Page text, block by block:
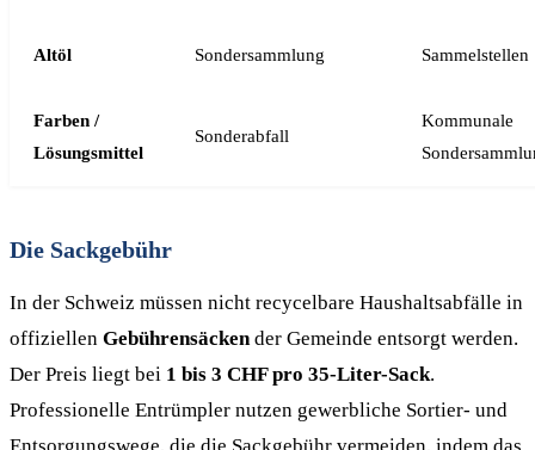
Altöl Sondersammlung Sammelstellen
Farben /
Lösungsmittel
Sonderabfall
Kommunale
Die Sackgebühr
In der Schweiz müssen nicht recycelbare Haushaltsabfälle in
offiziellen Gebührensäckender Gemeinde entsorgt werden.
Der Preis liegt bei 1 bis 3 CHF pro 35-Liter-Sack.
Professionelle Entrümpler nutzen gewerbliche Sortier- und